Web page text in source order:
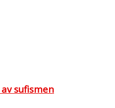
sufismen